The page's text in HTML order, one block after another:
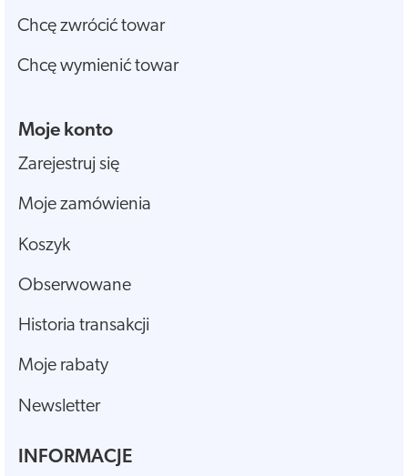
Chcę zwrócić towar
Chcę wymienić towar
Moje konto
Zarejestruj się
Moje zamówienia
Koszyk
Obserwowane
Historia transakcji
Moje rabaty
Newsletter
INFORMACJE